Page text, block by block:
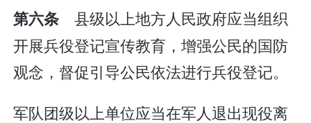
第六条县级以上地方人民政府应当组织
开展兵役登记宣传教育，增强公民的国防
观念，督促引导公民依法进行兵役登记。
军队团级以上单位应当在军人退出现役离